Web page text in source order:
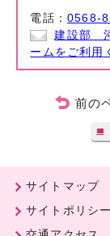
電話：0568-
建設部
ームをご利用
前の
サイトマップ
サイトポリシー